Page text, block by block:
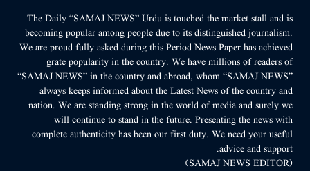
The Daily “SAMAJ NEWS” Urdu is touched the market stall and is
becoming popular among people due to its distinguished journalism.
We are proud fully asked during this Period News Paper has achieved
grate popularity in the country. We have millions of readers of
“SAMAJ NEWS” in the country and abroad, whom “SAMAJ NEWS”
always keeps informed about the Latest News of the country and
nation. We are standing strong in the world of media and surely we
will continue to stand in the future. Presenting the news with
complete authenticity has been our first duty. We need your useful
advice and support.
(SAMAJ NEWS EDITOR)